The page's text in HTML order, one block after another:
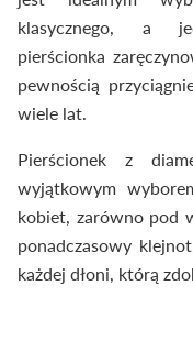
klasycznego, a
pierścionka
pewnością
wiele lat.
Pierścionek z
wyjątkowym
kobiet, zarówno pod
ponadczasowy
każdej dłoni, którą